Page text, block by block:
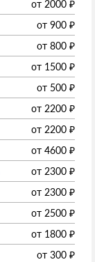
от 2000 ₽
от 900 ₽
от 800 ₽
от 1500 ₽
от 500 ₽
от 2200 ₽
от 2200 ₽
от 4600 ₽
от 2300 ₽
от 2300 ₽
от 2500 ₽
от 1800 ₽
от 300 ₽